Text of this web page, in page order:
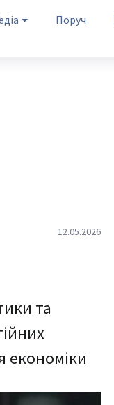
Поруч
12.05.2026
та
економіки